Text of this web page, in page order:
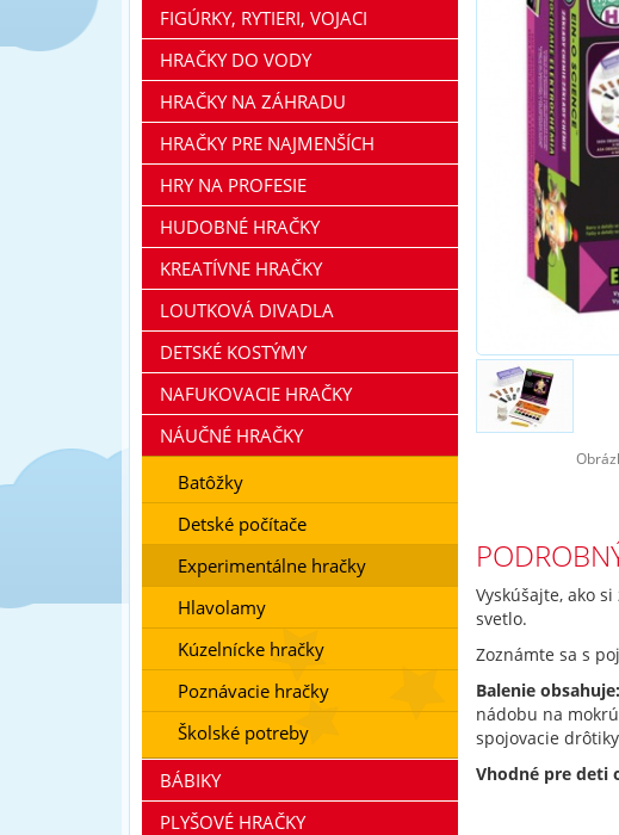
Vyskúšajte, ako
svetlo.
Zoznámte sa s
Balenie obsahuje:
nádobu na
spojovacie
Vhodné pre deti
FIGÚRKY, RYTIERI, VOJACI
HRAČKY DO VODY
HRAČKY NA ZÁHRADU
HRAČKY PRE NAJMENŠÍCH
HRY NA PROFESIE
HUDOBNÉ HRAČKY
KREATÍVNE HRAČKY
LOUTKOVÁ DIVADLA
DETSKÉ KOSTÝMY
NAFUKOVACIE HRAČKY
NÁUČNÉ HRAČKY
Batôžky
Detské počítače
Experimentálne hračky
Hlavolamy
Kúzelnícke hračky
Poznávacie hračky
Školské potreby
BÁBIKY
PLYŠOVÉ HRAČKY